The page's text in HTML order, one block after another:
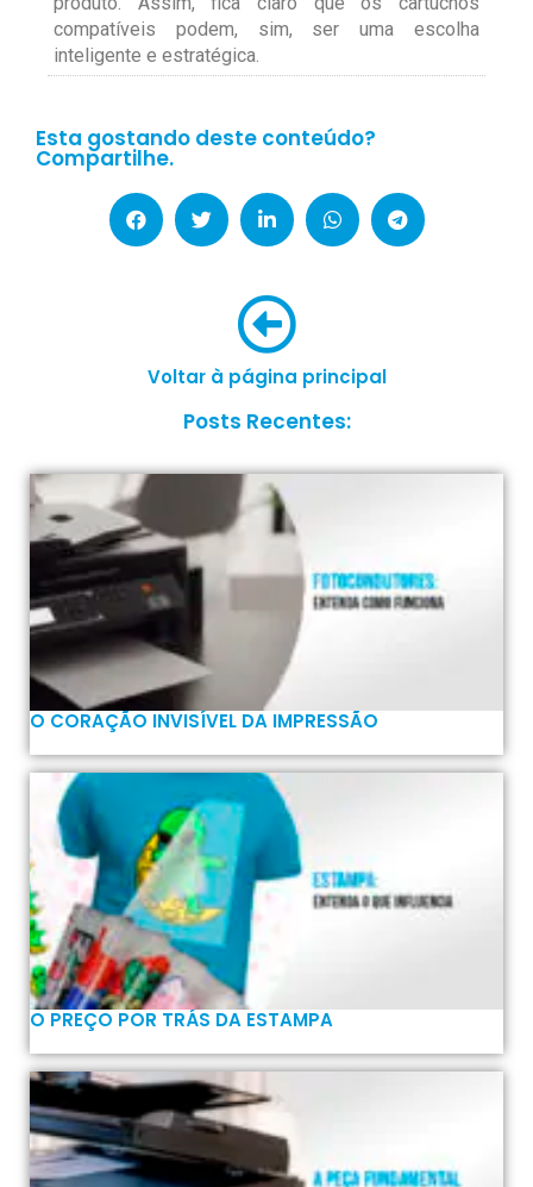
compatíveis podem, sim, ser uma escolha
inteligente e estratégica.
Esta gostando deste conteúdo?
Compartilhe.
Voltar à página principal
Posts Recentes:
O CORAÇÃO INVISÍVEL DA IMPRESSÃO
O PREÇO POR TRÁS DA ESTAMPA